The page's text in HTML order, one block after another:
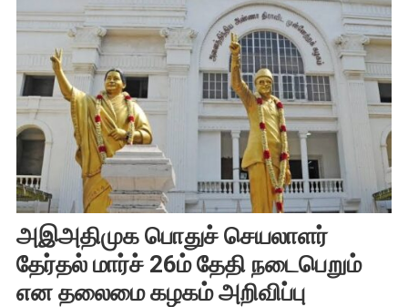
அஇஅதிமுக பொதுச் செயலாளர்
தேர்தல் மார்ச் 26ம் தேதி நடைபெறும்
என தலைமை கழகம் அறிவிப்பு